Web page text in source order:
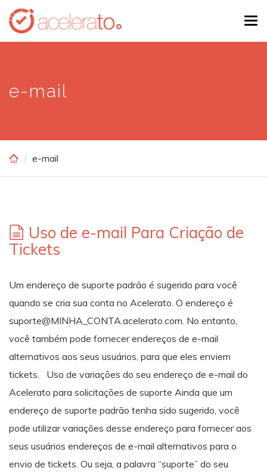
Skip
main
e-mail
e-mail
Uso de e-mail Para Criação de
Tickets
Um endereço de suporte padrão é sugerido para você
quando se cria sua conta no Acelerato. O endereço é
suporte@MINHA_CONTA.acelerato.com. No entanto,
você também pode fornecer endereços de e-mail
alternativos aos seus usuários, para que eles enviem
tickets. Uso de variações do seu endereço de e-mail do
Acelerato para solicitações de suporte Ainda que um
endereço de suporte padrão tenha sido sugerido, você
pode utilizar variações desse endereço para fornecer aos
seus usuários endereços de e-mail alternativos para o
envio de tickets. Ou seja, a palavra “suporte” do seu